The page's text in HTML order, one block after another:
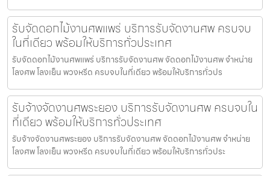
รับจัดดอกไม้งานศพแพร่ บริการรับจัดงานศพ ครบจบ
ในที่เดียว พร้อมให้บริการทั่วประเทศ
รับจัดดอกไม้งานศพแพร่ บริการรับจัดงานศพ จัดดอกไม้งานศพ จำหน่าย
โลงศพ โลงเย็น พวงหรีด ครบจบในที่เดียว พร้อมให้บริการทั่วปร
รับจ้างจัดงานศพระยอง บริการรับจัดงานศพ ครบจบใน
ที่เดียว พร้อมให้บริการทั่วประเทศ
รับจ้างจัดงานศพระยอง บริการรับจัดงานศพ จัดดอกไม้งานศพ จำหน่าย
โลงศพ โลงเย็น พวงหรีด ครบจบในที่เดียว พร้อมให้บริการทั่วประ